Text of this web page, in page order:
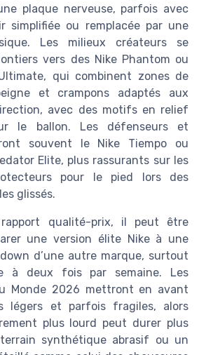
plaque nerveuse, parfois avec
simplifiée ou remplacée par une
Les milieux créateurs se
vers des Nike Phantom ou
qui combinent zones de
et crampons adaptés aux
avec des motifs en relief
le ballon. Les défenseurs et
souvent le Nike Tiempo ou
Elite, plus rassurants sur les
pour le pied lors des
glissés.
qualité-prix, il peut être
une version élite Nike à une
d’une autre marque, surtout
à deux fois par semaine. Les
Monde 2026 mettront en avant
légers et parfois fragiles, alors
plus lourd peut durer plus
synthétique abrasif ou un